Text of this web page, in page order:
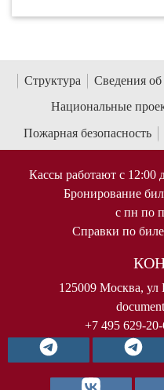
Структура
Сведения об
Национальные
Пожарная безопасность
Кассы работают с 12:00
Бронирование
с пн по
Справки по
125009 Москва, ул
+7 495 629-